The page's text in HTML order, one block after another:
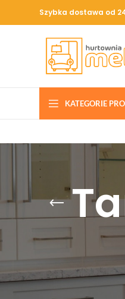
Szybka dostawa od
KATEGORIE